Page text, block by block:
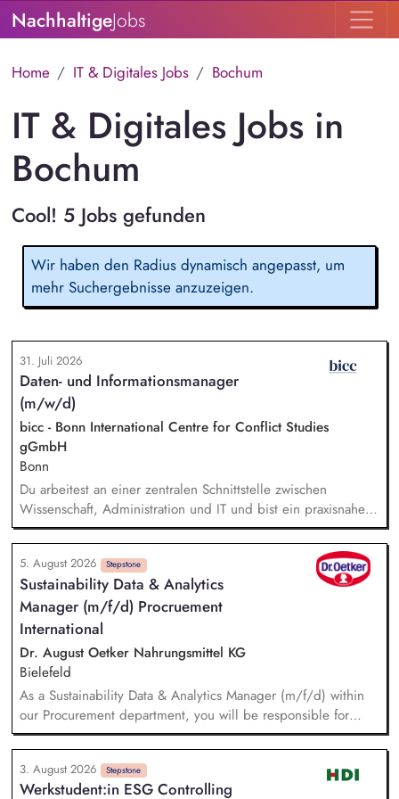
NachhaltigeJobs
Home IT & Digitales Jobs Bochum
IT & Digitales Jobs in
Bochum
Cool! 5 Jobs gefunden
Wir haben den Radius dynamisch angepasst, um
mehr Suchergebnisse anzuzeigen.
31. Juli 2026
Daten- und Informationsmanager
(m/w/d)
bicc - Bonn International Centre for Conflict Studies
gGmbH
Bonn
Du arbeitest an einer zentralen Schnittstelle zwischen
Wissenschaft, Administration und IT und bist ein praxisnaher
Allrounder in den verschiedenen Themenbereichen. In dieser
Rolle betreust Du unsere Bibliothek, entwickelst unser
Forschungsinformationssystem (FIS) und das institutionelle
Forschungsdatenmanagement (FDM) weiter. Du sicherst die
Qualität und Nachvollziehbarkeit von
Forschungsinformationen und unterstützt durch Analysen,
Kennzahlen und Berichte die strategische Steuerung des
Instituts.
5. August 2026 Stepstone
Sustainability Data & Analytics
Manager (m/f/d) Procruement
International
Dr. August Oetker Nahrungsmittel KG
Bielefeld
As a Sustainability Data & Analytics Manager (m/f/d) within
our Procurement department, you will be responsible for
managing sustainability-related data and translating
sustainability requirements into data, system, and reporting
solutions. You will be responsible for the functional
management of data across relevant IT systems and data
3. August 2026 Stepstone
Werkstudent:in ESG Controlling